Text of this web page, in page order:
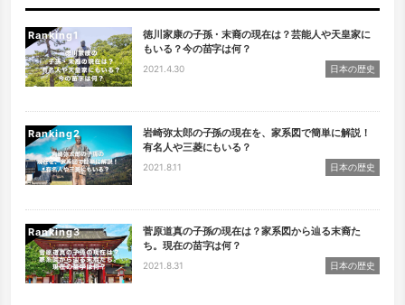
Ranking
徳川家康の子孫・末裔の現在は？芸能人や天皇家に
もいる？今の苗字は何？
2021.4.30 日本の歴史
Ranking
岩崎弥太郎の子孫の現在を、家系図で簡単に解説！
有名人や三菱にもいる？
2021.8.11 日本の歴史
Ranking
菅原道真の子孫の現在は？家系図から辿る末裔た
ち。現在の苗字は何？
2021.8.31 日本の歴史